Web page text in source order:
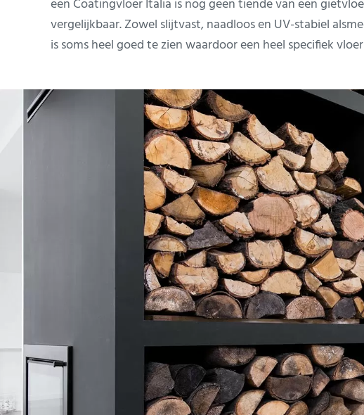
een Coatingvloer Italia is nog geen tiende van een
vergelijkbaar. Zowel slijtvast, naadloos en UV-stabiel
is soms heel goed te zien waardoor een heel specifiek